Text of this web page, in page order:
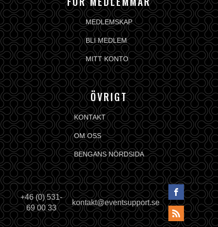
MEDLEMSKAP
BLI MEDLEM
MITT KONTO
ÖVRIGT
KONTAKT
OM OSS
BENGANS NÖRDSIDA
+46 (0) 531-
69 00 33
kontakt@eventsupport.se